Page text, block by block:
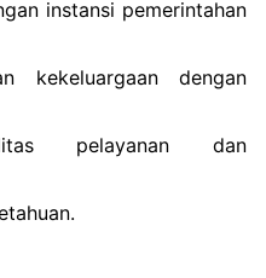
instansi pemerintahan
kekeluargaan dengan
pelayanan dan